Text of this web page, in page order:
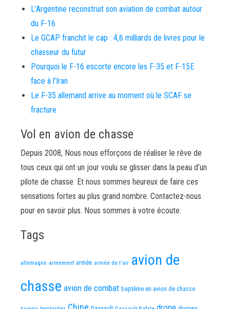
L’Argentine reconstruit son aviation de combat autour
du F-16
Le GCAP franchit le cap : 4,6 milliards de livres pour le
chasseur du futur
Pourquoi le F-16 escorte encore les F-35 et F-15E
face à l’Iran
Le F-35 allemand arrive au moment où le SCAF se
fracture
Vol en avion de chasse
Depuis 2008, Nous nous efforçons de réaliser le rêve de
tous ceux qui ont un jour voulu se glisser dans la peau d’un
pilote de chasse. Et nous sommes heureux de faire ces
sensations fortes au plus grand nombre. Contactez-nous
pour en savoir plus. Nous sommes à votre écoute.
Tags
allemagne armement armée armée de l'air avion de
chasse avion de combat baptême en avion de chasse